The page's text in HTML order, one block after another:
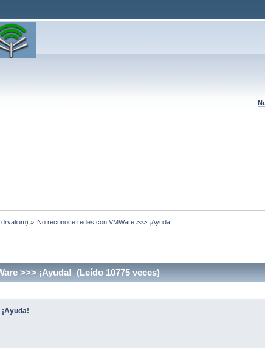
drvalium) » No reconoce redes con VMWare >>> ¡Ayuda!
>>> ¡Ayuda! (Leído 10775 veces)